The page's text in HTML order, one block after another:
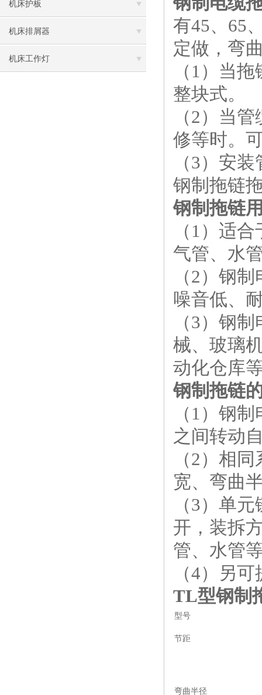
机床护板
机床排屑器
机床工作灯
有45、65
定做，弯
（1）当
整块式。
（2）当
修等时。
（3）安
钢制拖链
钢制拖链
（1）适
气管、水
（2）钢
噪音低、
（3）钢
械、玻璃
动化仓库
钢制拖链
（1）钢
之间转动
（2）相
宽、弯曲
（3）单
开，装拆
管、水管
（4）另
TL型钢制
型号
节距
弯曲半径